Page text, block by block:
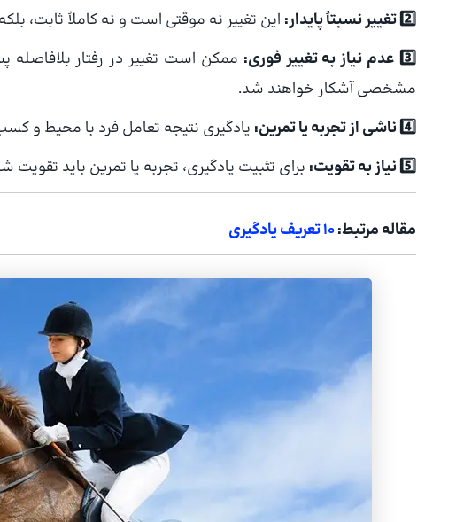
2️⃣ تغییر نسبتاً پایدار:
این تغییر نه موقتی است و نه کاملاً ثابت،
3️⃣ عدم نیاز به تغییر فوری:
ممکن است تغییر در رفتار بلافاصله
مشخصی آشکار خواهند شد.
4️⃣ ناشی از تجربه یا تمرین:
یادگیری نتیجه تعامل فرد با محیط و
5️⃣ نیاز به تقویت:
برای تثبیت یادگیری، تجربه یا تمرین باید تقویت
مقاله مرتبط:10 تعریف یادگیری